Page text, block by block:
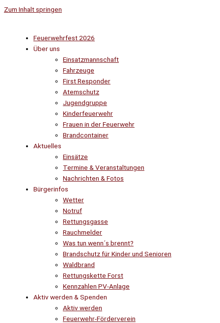
Zum Inhalt springen
Feuerwehrfest 2026
Über uns
Einsatzmannschaft
Fahrzeuge
First Responder
Atemschutz
Jugendgruppe
Kinderfeuerwehr
Frauen in der Feuerwehr
Brandcontainer
Aktuelles
Einsätze
Termine & Veranstaltungen
Nachrichten & Fotos
Bürgerinfos
Wetter
Notruf
Rettungsgasse
Rauchmelder
Was tun wenn´s brennt?
Brandschutz für Kinder und Senioren
Waldbrand
Rettungskette Forst
Kennzahlen PV-Anlage
Aktiv werden & Spenden
Aktiv werden
Feuerwehr-Förderverein